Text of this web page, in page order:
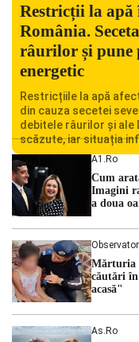
Restricții la apă
România.
râurilor și pune
energetic
Restricțiile la apă
din cauza secetei
debitele râurilor și ale
scăzute, iar situația
Centralei Nucleare de
cu una dintre cele mai
hidrologic din ultimii
A1.ro
Cum
Imagini
a doua
Mărturia
căutări
acasă"
As.ro